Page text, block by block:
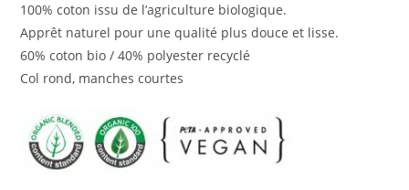
100% coton issu de l’agriculture biologique.
Apprêt naturel pour une qualité plus douce et lisse.
60% coton bio / 40% polyester recyclé
Col rond, manches courtes